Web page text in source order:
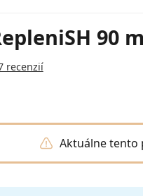
90
recenzií
Aktuálne tento